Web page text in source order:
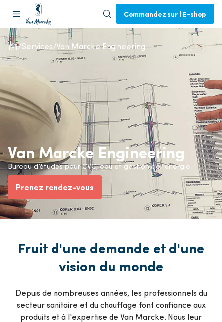
Commandez sur l'E-shop
Services Van Marcke Engineering
Van Marcke Engineering
Bureau d’études pour CVC, eau et gestion de l’énergie.
Prenez rendez-vous
Fruit d'une demande et d'une
vision du monde
Depuis de nombreuses années, les professionnels du
secteur sanitaire et du chauffage font confiance aux
produits et à l'expertise de Van Marcke. Nous leur